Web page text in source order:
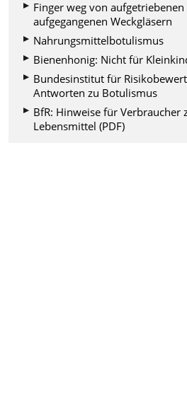
Finger weg von
aufgegangenen Weckgläsern
Nahrungsmittelbotulismus
Bienenhonig: Nicht für
Bundesinstitut für
Antworten zu Botulismus
BfR: Hinweise für
Lebensmittel (PDF)